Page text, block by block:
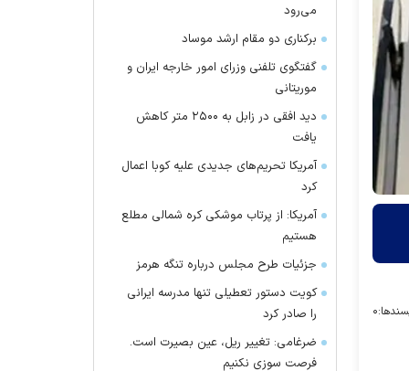
۰
می‌رود
برکناری دو مقام ارشد موساد
گفتگوی تلفنی وزرای امور خارجه ایران و
موریتانی
دید افقی در زابل به ۲۵۰۰ متر کاهش
یافت
آمریکا تحریم‌های جدیدی علیه کوبا اعمال
کرد
آمریکا: از پرتاب موشکی کره شمالی مطلع
هستیم
جزئیات طرح مجلس درباره تنگه هرمز
کویت دستور تعطیلی تنها مدرسه ایرانی
را صادر کرد
ضرغامی: تغییر ریل، عین بصیرت است.
فرصت سوزی نکنیم